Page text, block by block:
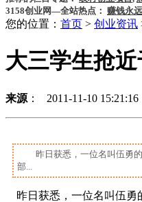
3158创业网—全站热点： 赚钱永
您的位置： 首页 > 创业资讯
大三学生抢
来源 ： 2011-11-10 15:21:16
昨日获悉，一位名叫伍勇
部...
昨日获悉，一位名叫伍勇